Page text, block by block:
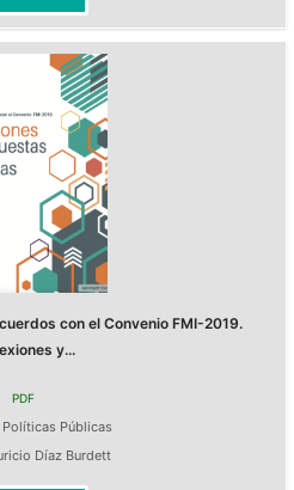
con el Convenio FMI-2019.
y...
PDF
Políticas Públicas
Díaz Burdett